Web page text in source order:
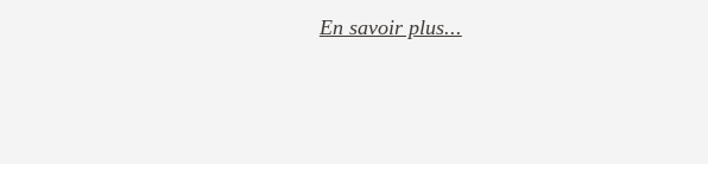
En savoir plus...